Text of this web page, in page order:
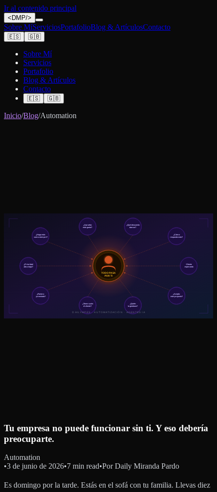
Ir al contenido principal
< DMP/>
Sobre MíServiciosPortafolioBlog & ArtículosContacto
🇪🇸 🇬🇧
Sobre Mí
Servicios
Portafolio
Blog & Artículos
Contacto
🇪🇸 🇬🇧
Inicio/Blog/Automation
Tu empresa no puede funcionar sin ti. Y eso debería
preocuparte.
Automation
•3 de junio de 2026•7 min read•Por Daily Miranda Pardo
Es domingo por la tarde. Estás en el sofá con tu familia. Llevas diez